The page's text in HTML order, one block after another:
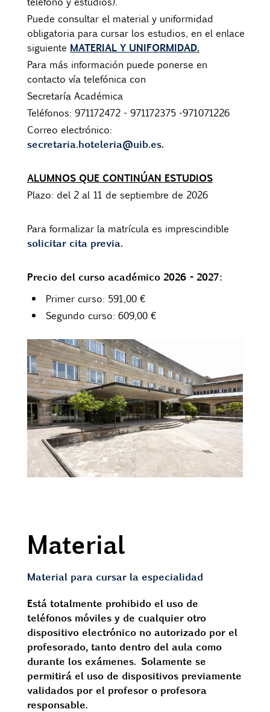
Puede consultar el material y uniformidad
obligatoria para cursar los estudios, en el enlace
siguiente MATERIAL Y UNIFORMIDAD.
Para más información puede ponerse en
contacto vía telefónica con
Secretaría Académica
Teléfonos: 971172472 - 971172375 -971071226
Correo electrónico:
secretaria.hoteleria@uib.es.
ALUMNOS QUE CONTINÚAN ESTUDIOS
Plazo: del 2 al 11 de septiembre de 2026
Para formalizar la matrícula es imprescindible
solicitar cita previa.
Precio del curso académico 2026 - 2027:
Primer curso: 591,00 €
Segundo curso: 609,00 €
Material
Material para cursar la especialidad
Está totalmente prohibido el uso de
teléfonos móviles y de cualquier otro
dispositivo electrónico no autorizado por el
profesorado, tanto dentro del aula como
durante los exámenes. Solamente se
permitirá el uso de dispositivos previamente
validados por el profesor o profesora
responsable.